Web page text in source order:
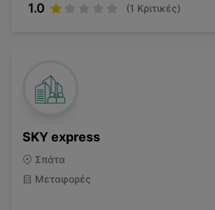
1.0 (1 Κριτικές)
SKY express
Σπάτα
Μεταφορές